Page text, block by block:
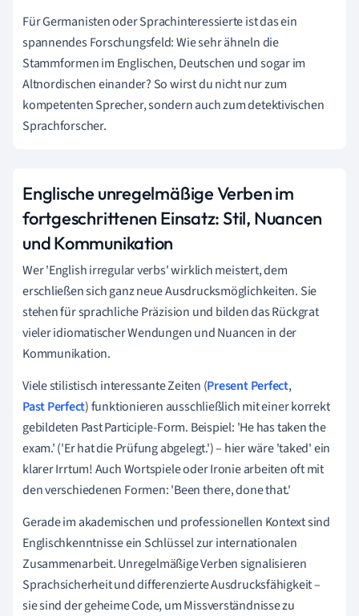
Für Germanisten oder Sprachinteressierte ist das ein
spannendes Forschungsfeld: Wie sehr ähneln die
Stammformen im Englischen, Deutschen und sogar im
Altnordischen einander? So wirst du nicht nur zum
kompetenten Sprecher, sondern auch zum detektivischen
Sprachforscher.
Englische unregelmäßige Verben im
fortgeschrittenen Einsatz: Stil, Nuancen
und Kommunikation
Wer 'English irregular verbs' wirklich meistert, dem
erschließen sich ganz neue Ausdrucksmöglichkeiten. Sie
stehen für sprachliche Präzision und bilden das Rückgrat
vieler idiomatischer Wendungen und Nuancen in der
Kommunikation.
Viele stilistisch interessante Zeiten (Present Perfect,
Past Perfect) funktionieren ausschließlich mit einer korrekt
gebildeten Past Participle-Form. Beispiel: 'He has taken the
exam.' ('Er hat die Prüfung abgelegt.') – hier wäre 'taked' ein
klarer Irrtum! Auch Wortspiele oder Ironie arbeiten oft mit
den verschiedenen Formen: 'Been there, done that.'
Gerade im akademischen und professionellen Kontext sind
Englischkenntnisse ein Schlüssel zur internationalen
Zusammenarbeit. Unregelmäßige Verben signalisieren
Sprachsicherheit und differenzierte Ausdrucksfähigkeit –
sie sind der geheime Code, um Missverständnisse zu